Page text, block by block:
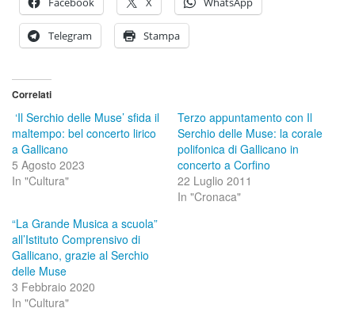
Telegram Stampa
Correlati
‘Il Serchio delle Muse’ sfida il
maltempo: bel concerto lirico
a Gallicano
5 Agosto 2023
In "Cultura"
Terzo appuntamento con Il
Serchio delle Muse: la corale
polifonica di Gallicano in
concerto a Corfino
22 Luglio 2011
In "Cronaca"
“La Grande Musica a scuola”
all’Istituto Comprensivo di
Gallicano, grazie al Serchio
delle Muse
3 Febbraio 2020
In "Cultura"